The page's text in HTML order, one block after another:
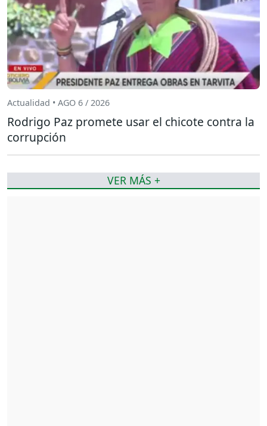
Actualidad • AGO 6 / 2026
Rodrigo Paz promete usar el chicote contra la
corrupción
VER MÁS +